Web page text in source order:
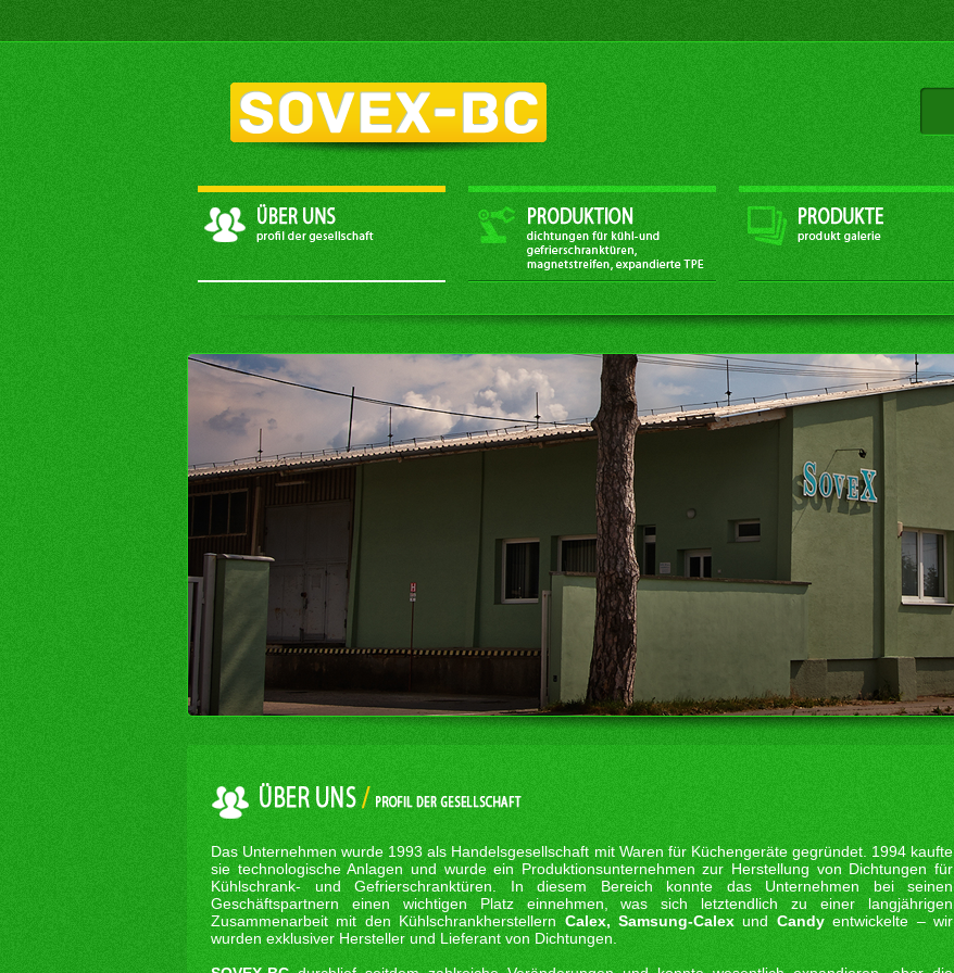
Das Unternehmen wurde 1993 als Handelsgesellschaft mit Waren für Küchengeräte gegründet. 1994 kaufte
sie technologische Anlagen und wurde ein Produktionsunternehmen zur Herstellung von Dichtungen für
Kühlschrank- und Gefrierschranktüren. In diesem Bereich konnte das Unternehmen bei seinen
Geschäftspartnern einen wichtigen Platz einnehmen, was sich letztendlich zu einer langjährigen
Zusammenarbeit mit den Kühlschrankherstellern Calex, Samsung-Calex und Candyentwickelte – wir
wurden exklusiver Hersteller und Lieferant von Dichtungen.